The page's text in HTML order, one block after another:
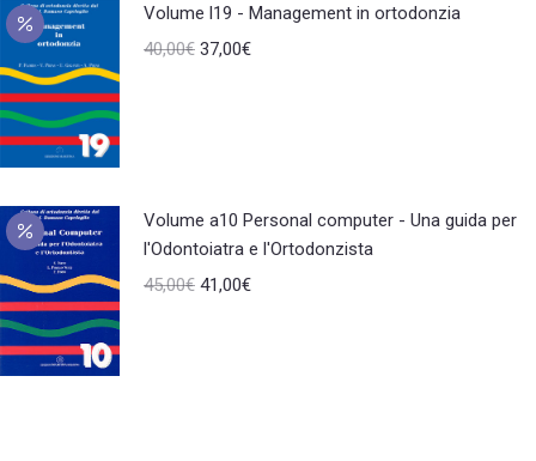
Volume l19 - Management in ortodonzia
40,00€ 37,00€
Volume a10 Personal computer - Una guida per
l'Odontoiatra e l'Ortodonzista
45,00€ 41,00€